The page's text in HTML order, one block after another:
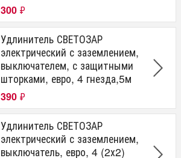
300 ₽
Удлинитель СВЕТОЗАР
электрический с заземлением,
выключателем, с защитными
шторками, евро, 4 гнезда,5м
390 ₽
Удлинитель СВЕТОЗАР
электрический с заземлением,
выключатель, евро, 4 (2х2)